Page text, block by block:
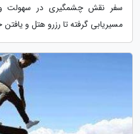
سفر نقش چشمگیری در سهولت و
مسیریابی گرفته تا رزرو هتل و یافتن